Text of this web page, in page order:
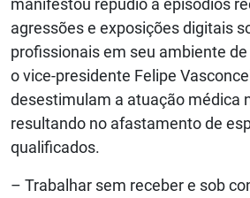
manifestou repúdio a episódios
agressões e exposições digitais
profissionais em seu ambiente
o vice-presidente Felipe
desestimulam a atuação médica
resultando no afastamento de
qualificados.
– Trabalhar sem receber e sob